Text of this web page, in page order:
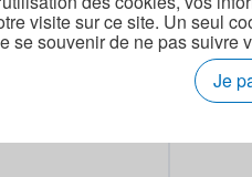
visite sur ce site. Un seul
se souvenir de ne pas suivre
Je
en 20 mn